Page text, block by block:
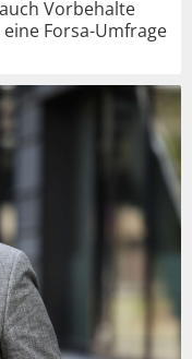
Vorbehalte
Forsa-Umfrage